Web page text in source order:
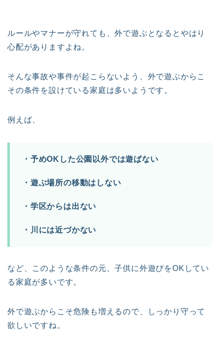
ルールやマナーが守れても、外で遊ぶとなるとやはり
心配がありますよね。
そんな事故や事件が起こらないよう、外で遊ぶからこ
その条件を設けている家庭は多いようです。
例えば、
・予めOKした公園以外では遊ばない
・遊ぶ場所の移動はしない
・学区からは出ない
・川には近づかない
など、このような条件の元、子供に外遊びをOKしてい
る家庭が多いです。
外で遊ぶからこそ危険も増えるので、しっかり守って
欲しいですね。